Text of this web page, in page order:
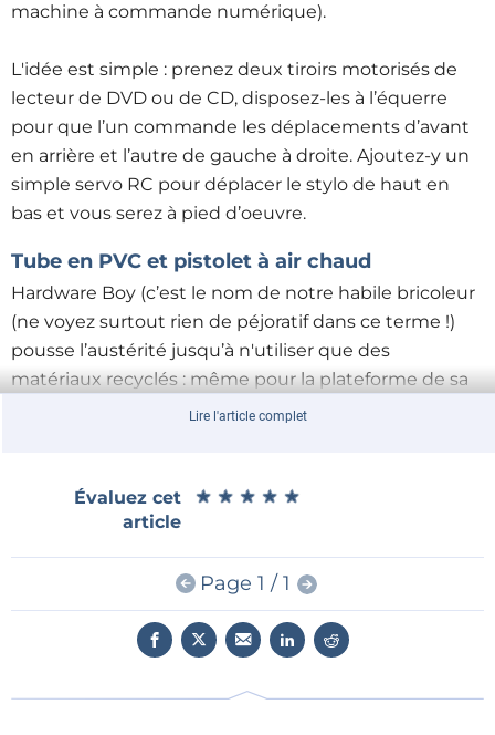
machine à commande numérique).
L'idée est simple : prenez deux tiroirs motorisés de
lecteur de DVD ou de CD, disposez-les à l’équerre
pour que l’un commande les déplacements d’avant
en arrière et l’autre de gauche à droite. Ajoutez-y un
simple servo RC pour déplacer le stylo de haut en
bas et vous serez à pied d’oeuvre.
Tube en PVC et pistolet à air chaud
Hardware Boy (c’est le nom de notre habile bricoleur
(ne voyez surtout rien de péjoratif dans ce terme !)
pousse l’austérité jusqu’à n'utiliser que des
matériaux recyclés : même pour la plateforme de sa
table, il aplatit un tronçon de tube en PVC. Il ne
pas, mais il n’y a là rien d’extraordinaire : une carte
Arduino Nano et deux pilotes de moteur L293D.
Un pistolet à air chaud pour transformer un tronçon de tube PVC en
Lire l'article complet
Évaluez cet
article
★ ★ ★ ★ ★
★ ★ ★ ★ ★
Page 1 / 1